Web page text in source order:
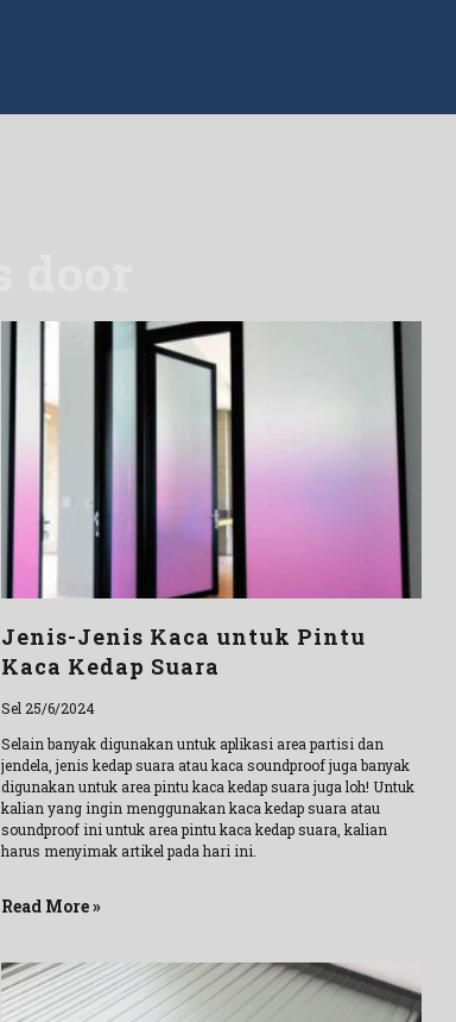
Jenis-Jenis Kaca untuk Pintu
Kaca Kedap Suara
Sel 25/6/2024
Selain banyak digunakan untuk aplikasi area partisi dan
jendela, jenis kedap suara atau kaca soundproof juga banyak
digunakan untuk area pintu kaca kedap suara juga loh! Untuk
kalian yang ingin menggunakan kaca kedap suara atau
soundproof ini untuk area pintu kaca kedap suara, kalian
harus menyimak artikel pada hari ini.
Read More »